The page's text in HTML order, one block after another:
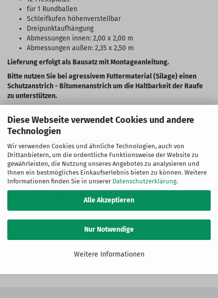
Diese Webseite verwendet Cookies und andere
Technologien
Wir verwenden Cookies und ähnliche Technologien, auch von
Drittanbietern, um die ordentliche Funktionsweise der Website zu
gewährleisten, die Nutzung unseres Angebotes zu analysieren und
Ihnen ein bestmögliches Einkaufserlebnis bieten zu können. Weitere
Informationen finden Sie in unserer Datenschutzerklärung.
Alle Akzeptieren
Nur Notwendige
Weitere Informationen
für 1 Rundballen
Schleifkufen höhenverstellbar
Dreipunktaufhängung
Abmessungen innen: 2,00 x 2,00 m
Abmessungen außen: 2,35 x 2,50 m
Lieferung erfolgt als Bausatz mit Montageanleitung.
Bitte nutzen Sie bei agressivem Futtermaterial (Silage) einen
Schutzanstrich - Bitumenanstrich um die Haltbarkeit der Raufe
zu unterstützen.
SAS Cosnet
47 route du Pâtis, CS 75 001
72550 Coulans-Sur-Gée
Telefon: +33 (0) 243 889 578
E-Mail: standard@cosnet.fr